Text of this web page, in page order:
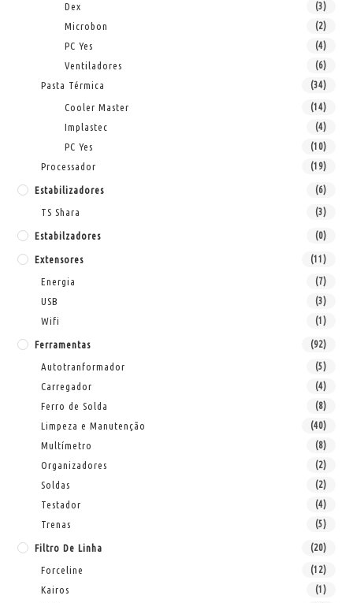
Dex (3)
Microbon (2)
PC Yes (4)
Ventiladores (6)
Pasta Térmica (34)
Cooler Master (14)
Implastec (4)
PC Yes (10)
Processador (19)
Estabilizadores (6)
TS Shara (3)
Estabilzadores (0)
Extensores (11)
Energia (7)
USB (3)
Wifi (1)
Ferramentas (92)
Autotranformador (5)
Carregador (4)
Ferro de Solda (8)
Limpeza e Manutenção (40)
Multímetro (8)
Organizadores (2)
Soldas (2)
Testador (4)
Trenas (5)
Filtro De Linha (20)
Forceline (12)
Kairos (1)